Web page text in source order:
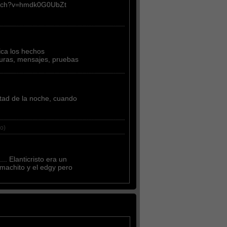
los hechos
mensajes, pruebas
de la noche, cuando
Elanticristo era un
y el edgy pero